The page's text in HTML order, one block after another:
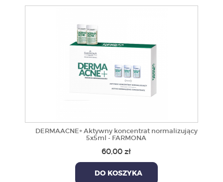
DERMAACNE+ Aktywny koncentrat normalizujący
5x5ml - FARMONA
60,00 zł
DO KOSZYKA